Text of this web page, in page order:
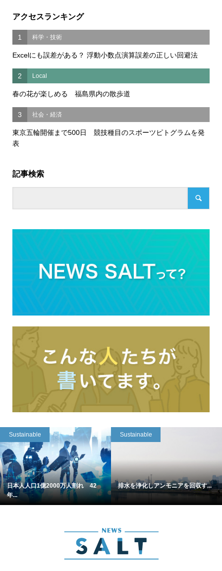
アクセスランキング
1 科学・技術
Excelにも誤差がある？ 浮動小数点演算誤差の正しい回避法
2 Local
春の花が楽しめる 福島県内の散歩道
3 社会・経済
東京五輪開催まで500日 競技種目のスポーツピトグラムを発
表
記事検索
Sustainable
日本人人口1億2000万人割れ 42
年...
Sustainable
排水を浄化しアンモニアを回収す...